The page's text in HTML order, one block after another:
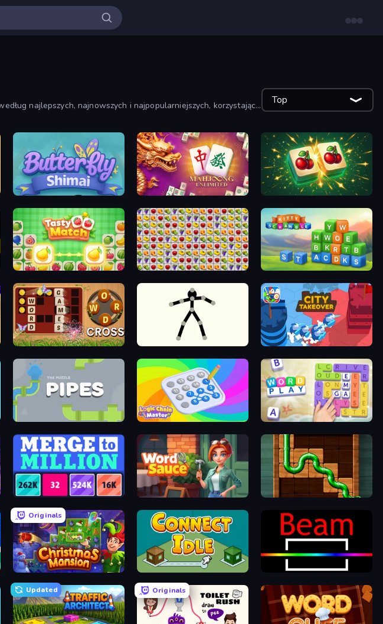
najlepszych, najnowszych i najpopularniejszych, korzystając
Top
Butterfly Shimai Mahjong Unlimited Mahjong Puzzle: Tile Match
Tasty Match: Mahjong Pairs Same Game Fruit Collapse Kitty Scramble: Word Stacks
Word Cross Stick Animator City Takeover
Pipes: The Puzzle Logic Chain Master Word Play
Merge to Million Word Sauce Pipe Puzzle
Originals
Christmas Mansion Connect idle
Updated Originals